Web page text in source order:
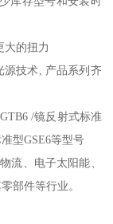
大的扭力
源技术, 产品系列齐
/镜反射式标准
型GSE6等型号
流、电子太阳能、
部件等行业。